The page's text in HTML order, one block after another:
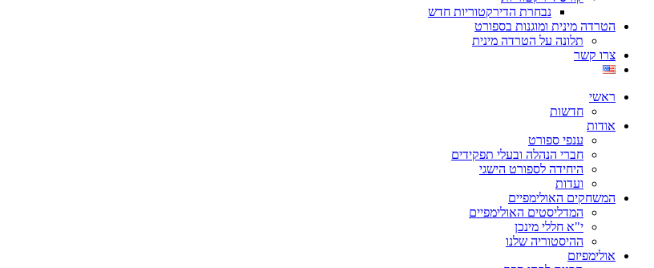
נבחרת הדירקטוריות חדש
הטרדה מינית ומוגנות בספורט
תלונה על הטרדה מינית
צרו קשר
ראשי
חדשות
אודות
ענפי ספורט
חברי הנהלה ובעלי תפקידים
היחידה לספורט הישגי
ועדות
המשחקים האולימפיים
המדליסטים האולימפיים
י"א חללי מינכן
ההיסטוריה שלנו
אולימפיזם